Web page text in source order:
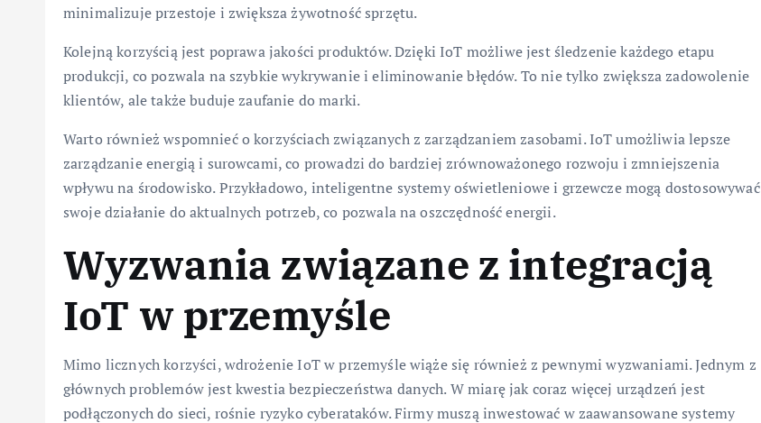
minimalizuje przestoje i zwiększa żywotność sprzętu.
Kolejną korzyścią jest poprawa jakości produktów. Dzięki IoT możliwe jest śledzenie każdego etapu
produkcji, co pozwala na szybkie wykrywanie i eliminowanie błędów. To nie tylko zwiększa zadowolenie
klientów, ale także buduje zaufanie do marki.
Warto również wspomnieć o korzyściach związanych z zarządzaniem zasobami. IoT umożliwia lepsze
zarządzanie energią i surowcami, co prowadzi do bardziej zrównoważonego rozwoju i zmniejszenia
wpływu na środowisko. Przykładowo, inteligentne systemy oświetleniowe i grzewcze mogą dostosowywać
swoje działanie do aktualnych potrzeb, co pozwala na oszczędność energii.
Wyzwania związane z integracją
IoT w przemyśle
Mimo licznych korzyści, wdrożenie IoT w przemyśle wiąże się również z pewnymi wyzwaniami. Jednym z
głównych problemów jest kwestia bezpieczeństwa danych. W miarę jak coraz więcej urządzeń jest
podłączonych do sieci, rośnie ryzyko cyberataków. Firmy muszą inwestować w zaawansowane systemy